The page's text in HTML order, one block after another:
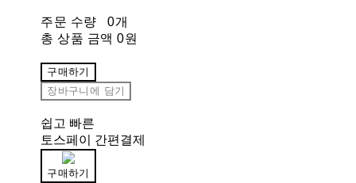
주문 수량
0개
총 상품 금액 0원
구매하기
장바구니에 담기
쉽고 빠른
토스페이 간편결제
구매하기